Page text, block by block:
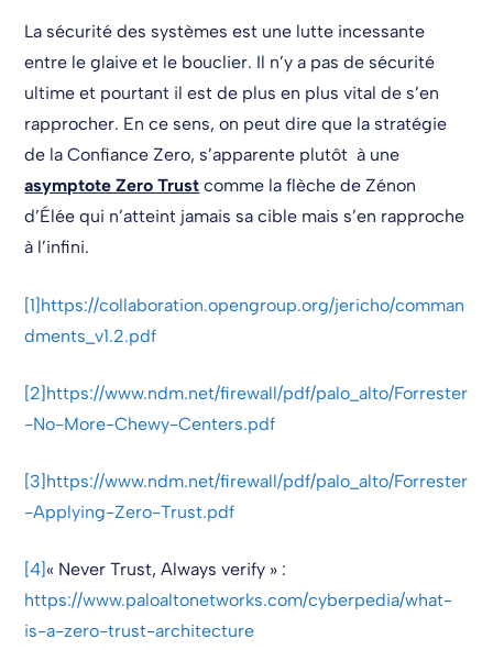
La sécurité des systèmes est une lutte incessante
entre le glaive et le bouclier. Il n’y a pas de sécurité
ultime et pourtant il est de plus en plus vital de s’en
rapprocher. En ce sens, on peut dire que la stratégie
de la Confiance Zero, s’apparente plutôt à une
asymptote Zero Trust comme la flèche de Zénon
d’Élée qui n’atteint jamais sa cible mais s’en rapproche
à l’infini.
[1] https://collaboration.opengroup.org/jericho/comman
dments_v1.2.pdf
[2] https://www.ndm.net/firewall/pdf/palo_alto/Forrester
-No-More-Chewy-Centers.pdf
[3] https://www.ndm.net/firewall/pdf/palo_alto/Forrester
-Applying-Zero-Trust.pdf
[4] « Never Trust, Always verify » :
https://www.paloaltonetworks.com/cyberpedia/what-
is-a-zero-trust-architecture